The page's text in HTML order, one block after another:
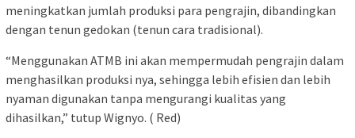
meningkatkan jumlah produksi para pengrajin, dibandingkan
dengan tenun gedokan (tenun cara tradisional).
“Menggunakan ATMB ini akan mempermudah pengrajin dalam
menghasilkan produksi nya, sehingga lebih efisien dan lebih
nyaman digunakan tanpa mengurangi kualitas yang
dihasilkan,” tutup Wignyo. ( Red)